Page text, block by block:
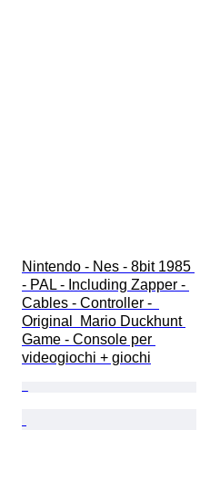
Nintendo - Nes - 8bit 1985
- PAL - Including Zapper -
Cables - Controller -
Original  Mario Duckhunt
Game - Console per
videogiochi + giochi